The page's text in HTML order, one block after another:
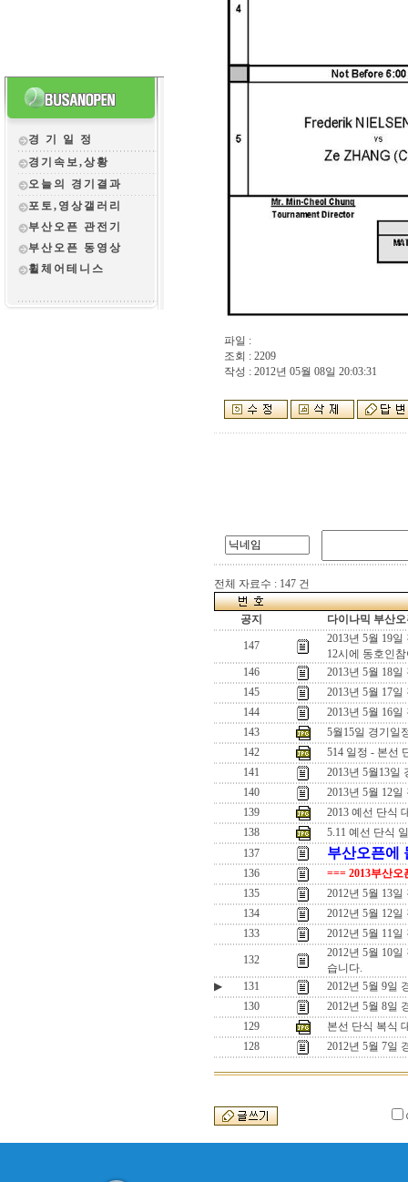
경 기 일 정
경기속보,상황
오늘의 경기결과
포토,영상갤러리
부산오픈 관전 기
부산오픈 동영상
휠체어테니스
파일 :
조회 : 2209
작성 : 2012년 05월 08일 20:03:31
전체 자료수 : 147 건
공지 다이나믹 부산
147
2013년 5월 19
12시에 동호인
146
2013년 5월 18
145
2013년 5월 17
144
2013년 5월 16
143
5월15일 경기일
142
514 일정 - 본선
141
2013년 5월13일
140
2013년 5월 12
139
2013 예선 단식
138
5.11 예선 단식
137
부산오픈에
136
=== 2013부산
135
2012년 5월 13
134
2012년 5월 12
133
2012년 5월 11
132
2012년 5월 10
습니다.
▶
131
2012년 5월 9일
130
2012년 5월 8일
129
본선 단식 복식
128
2012년 5월 7일